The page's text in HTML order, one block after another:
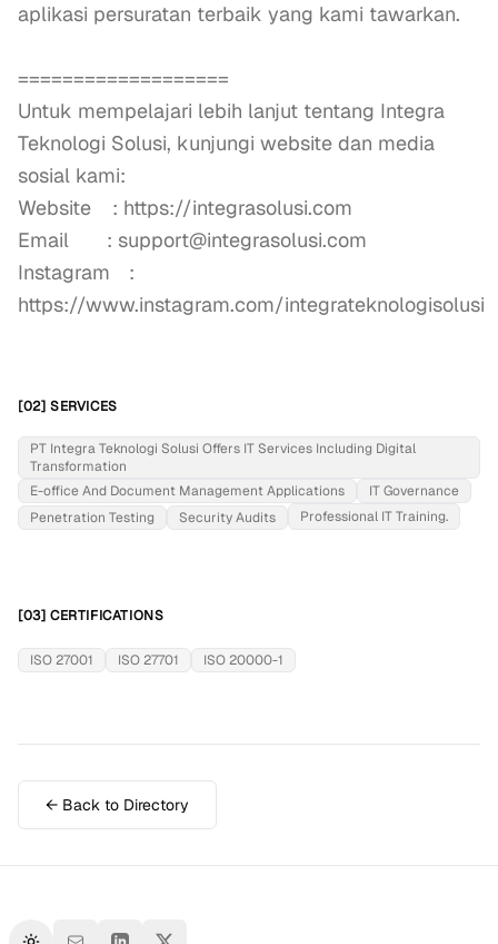
aplikasi persuratan terbaik yang kami tawarkan.
===================
Untuk mempelajari lebih lanjut tentang Integra
Teknologi Solusi, kunjungi website dan media
sosial kami:
Website	 : https://integrasolusi.com
Email		: support@integrasolusi.com
Instagram	:
https://www.instagram.com/integrateknologisolusi
[02] SERVICES
PT Integra Teknologi Solusi Offers IT Services Including Digital
Transformation
E-office And Document Management Applications
IT Governance
Penetration Testing
Security Audits Professional IT Training.
[03] CERTIFICATIONS
ISO 27001 ISO 27701 ISO 20000-1
← Back to Directory